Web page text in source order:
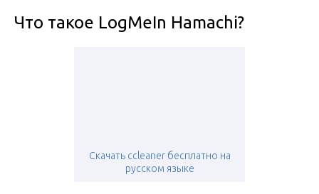
Что такое LogMeIn Hamachi?
Скачать ccleaner бесплатно на
русском языке